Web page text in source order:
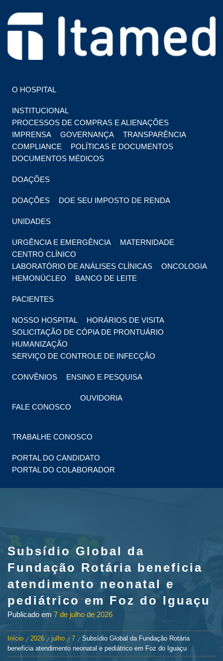
HOSPITAL EM FOZ DO IGUAÇU
O HOSPITAL
INSTITUCIONAL
PROCESSOS DE COMPRAS E ALIENAÇÕES
IMPRENSA
GOVERNANÇA
TRANSPARÊNCIA
COMPLIANCE
POLÍTICAS E DOCUMENTOS
DOCUMENTOS MÉDICOS
DOAÇÕES
DOAÇÕES DOE SEU IMPOSTO DE RENDA
UNIDADES
URGÊNCIA E EMERGÊNCIA
MATERNIDADE
CENTRO CLÍNICO
LABORATÓRIO DE ANÁLISES CLÍNICAS
ONCOLOGIA
HEMONÚCLEO
BANCO DE LEITE
PACIENTES
NOSSO HOSPITAL
HORÁRIOS DE VISITA
SOLICITAÇÃO DE CÓPIA DE PRONTUÁRIO
HUMANIZAÇÃO
SERVIÇO DE CONTROLE DE INFECÇÃO
CONVÊNIOS ENSINO E PESQUISA
FALE CONOSCO
OUVIDORIA
TRABALHE CONOSCO
PORTAL DO CANDIDATO
PORTAL DO COLABORADOR
Subsídio Global da
Fundação Rotária beneficia
atendimento neonatal e
pediátrico em Foz do Iguaçu
Publicado em 7 de julho de 2026
Início 2026 julho 7
Subsídio Global da Fundação Rotária
beneficia atendimento neonatal e pediátrico em Foz do Iguaçu